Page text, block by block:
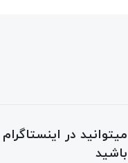
میتوانید در
باشید